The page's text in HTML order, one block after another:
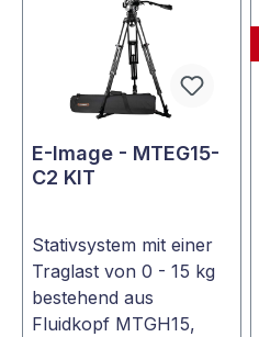
E-Image - MTEG15-
C2 KIT
Stativsystem mit einer
Traglast von 0 - 15 kg
bestehend aus
Fluidkopf MTGH15,